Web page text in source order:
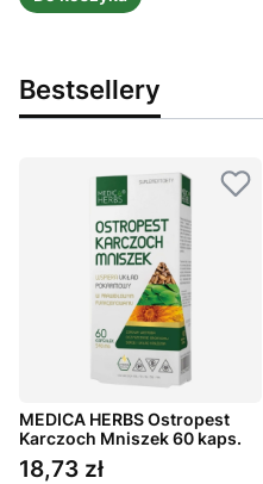
Bestsellery
MEDICA HERBS Ostropest
Karczoch Mniszek 60 kaps.
Cena
18,73 zł